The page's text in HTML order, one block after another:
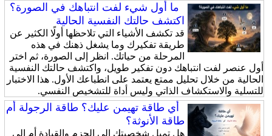
ما أول شيء لفت انتباهك في الصورة؟
اكتشف حالتك النفسية الحالية
قد تكشف الأشياء التي تلاحظها أولًا الكثير عن
طريقة تفكيرك وما يشغل ذهنك في هذه
المرحلة من حياتك. انظر إلى الصورة، ثم اختر
أول عنصر لفت انتباهك دون تفكير طويل، واكتشف حالتك النفسية
الحالية من خلال تحليل ممتع يعتمد على انطباعك الأول. هذا الاختبار
للتسلية والاستكشاف الذاتي وليس أداة للتشخيص النفسي.
أي طاقة تهيمن عليك؟ طاقة الرجولة أم
طاقة الأنوثة؟
هل تميل شخصيتك إلى الحزم والقيادة أم إلى